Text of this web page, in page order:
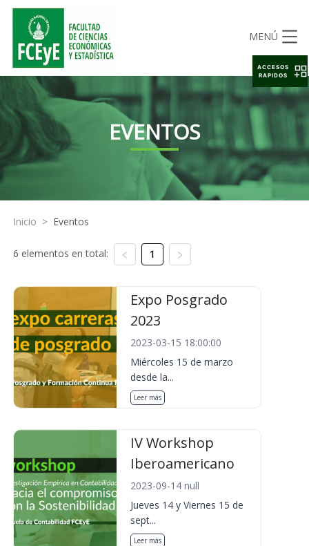
MENÚ
EVENTOS
Inicio > Eventos
6 elementos en total: 1
Expo Posgrado
2023
2023-03-15 18:00:00
Miércoles 15 de marzo
desde la...
Leer más
IV Workshop
Iberoamericano
2023-09-14 null
Jueves 14 y Viernes 15 de
sept...
Leer más
ACCESOS
RAPIDOS